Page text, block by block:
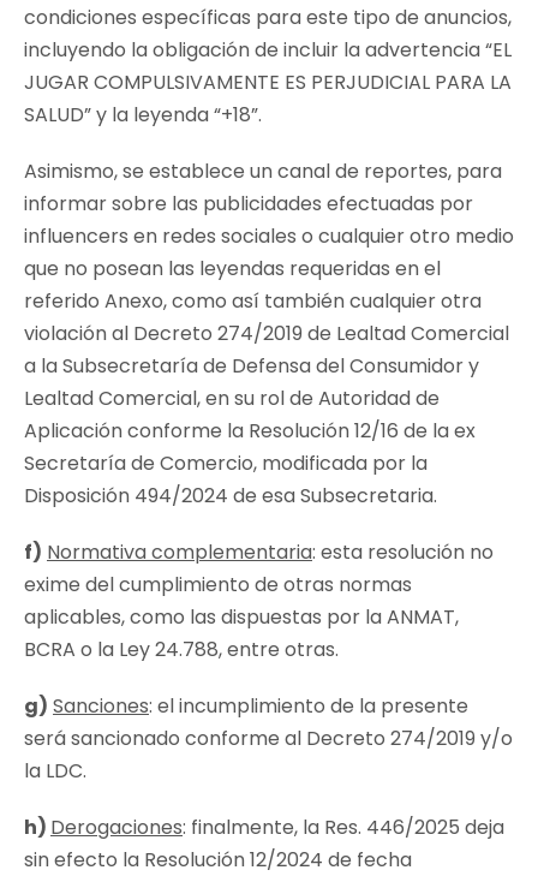
condiciones específicas para este tipo de anuncios,
incluyendo la obligación de incluir la advertencia “EL
JUGAR COMPULSIVAMENTE ES PERJUDICIAL PARA LA
SALUD” y la leyenda “+18”.
Asimismo, se establece un canal de reportes, para
informar sobre las publicidades efectuadas por
influencers en redes sociales o cualquier otro medio
que no posean las leyendas requeridas en el
referido Anexo, como así también cualquier otra
violación al Decreto 274/2019 de Lealtad Comercial
a la Subsecretaría de Defensa del Consumidor y
Lealtad Comercial, en su rol de Autoridad de
Aplicación conforme la Resolución 12/16 de la ex
Secretaría de Comercio, modificada por la
Disposición 494/2024 de esa Subsecretaria.
f) Normativa complementaria: esta resolución no
exime del cumplimiento de otras normas
aplicables, como las dispuestas por la ANMAT,
BCRA o la Ley 24.788, entre otras.
g) Sanciones: el incumplimiento de la presente
será sancionado conforme al Decreto 274/2019 y/o
la LDC.
h) Derogaciones: finalmente, la Res. 446/2025 deja
sin efecto la Resolución 12/2024 de fecha